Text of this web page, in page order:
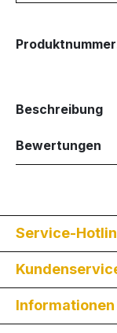
Beschreibung
Bewertungen
Service-
Informationen